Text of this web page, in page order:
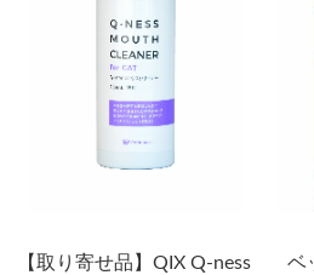
【取り寄せ品】QIX Q-ness
ベ